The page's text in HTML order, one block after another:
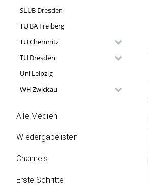
SLUB Dresden
TU BA Freiberg
TU Chemnitz
TU Dresden
Uni Leipzig
WH Zwickau
Alle Medien
Wiedergabelisten
Channels
Erste Schritte